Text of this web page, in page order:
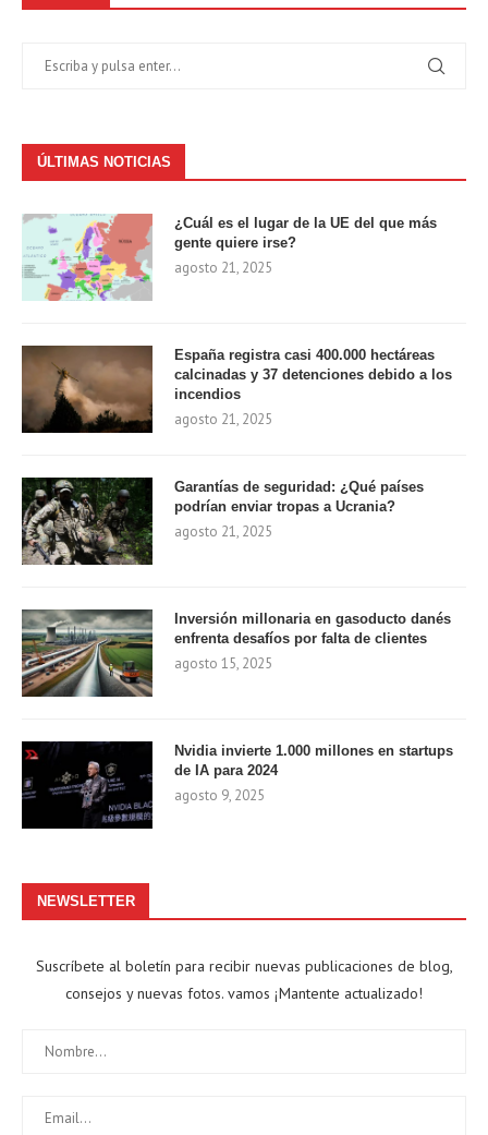
ÚLTIMAS NOTICIAS
¿Cuál es el lugar de la UE del que más
gente quiere irse?
agosto 21, 2025
España registra casi 400.000 hectáreas
calcinadas y 37 detenciones debido a los
incendios
agosto 21, 2025
Garantías de seguridad: ¿Qué países
podrían enviar tropas a Ucrania?
agosto 21, 2025
Inversión millonaria en gasoducto danés
enfrenta desafíos por falta de clientes
agosto 15, 2025
Nvidia invierte 1.000 millones en startups
de IA para 2024
agosto 9, 2025
NEWSLETTER
Suscríbete al boletín para recibir nuevas publicaciones de blog,
consejos y nuevas fotos. vamos ¡Mantente actualizado!